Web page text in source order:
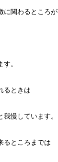
に関わるところが
。
るときは
我慢しています。
るところまでは